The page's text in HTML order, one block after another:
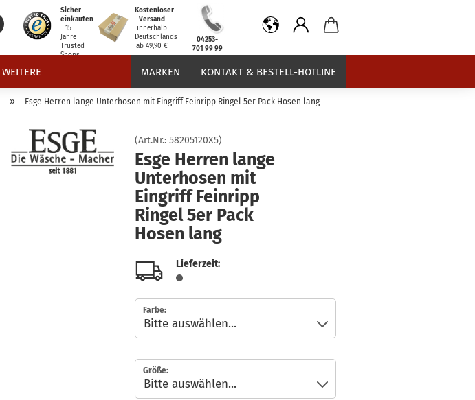
Suche...
Sicher
einkaufen
15
Jahre
Trusted
Shops
Kostenloser
Versand
innerhalb
Deutschlands
ab 49,90 €
04253-
701 99 99
MARKEN KONTAKT & BESTELL-HOTLINE
WEITERE
» Esge Herren lange Unterhosen mit Eingriff Feinripp Ringel 5er Pack Hosen lang
(Art.Nr.: 58205120X5)
Esge Herren lange
Unterhosen mit
Eingriff Feinripp
Ringel 5er Pack
Hosen lang
Lieferzeit:
Farbe:
Größe: